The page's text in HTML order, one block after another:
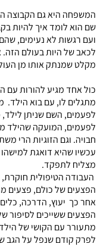
המשפחה היא גם הקבוצה
שם הוא לומד איך להיות
ועם רגשות לא נעימים,
לכאב של היות בעולם
מקלט שמנתק אותו מן
כול אחד מגיע להורות עם
לפעמים, השם שניתן
לפעמים, המועקה שהילד
חבויה. וגם הזוגיות הרי
עכשיו שהיא דואגת
מצליח לתפקד.
העבודה הטיפולית
הפצעים של כולם, פצעים
אחר כך יעוץ, הדרכה,
הפצעים ששייכים לסיפור
מתעורר עם הקושי של
לפרק קודם שנפל על הגב